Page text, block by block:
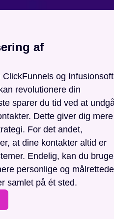
af
og Infusionsoft
revolutionere din
sparer du tid ved at
Dette giver dig mere
For det andet,
at dine kontakter altid er
Endelig, kan du bruge
personlige og målrettede
samlet på ét sted.